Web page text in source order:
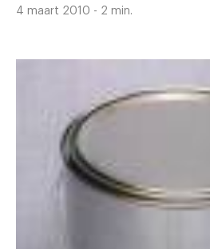
4 maart 2010 - 2 min.